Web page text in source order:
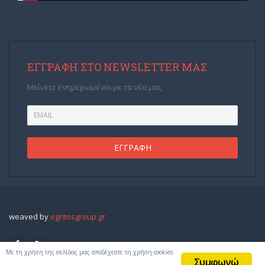
ΕΓΓΡΑΦΉ ΣΤΟ NEWSLETTER ΜΑΣ
Μείνετε ενημερωμένοι με τα νέα μας
weaved by egritosgroup.gr
Συμφωνώ
Με τη χρήση της σελίδας μας αποδέχεστε τη χρήση cookies.